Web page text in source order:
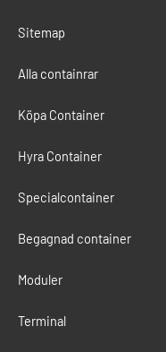
Sitemap
Alla containrar
Köpa Container
Hyra Container
Specialcontainer
Begagnad container
Moduler
Terminal